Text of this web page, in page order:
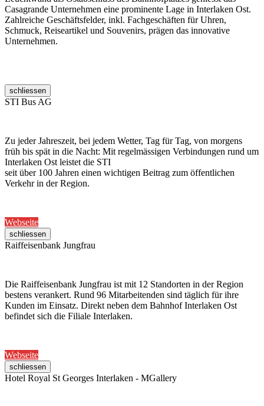
Casagrande Unternehmen eine prominente Lage in Interlaken Ost.
Zahlreiche Geschäftsfelder, inkl. Fachgeschäften für Uhren,
Schmuck, Reiseartikel und Souvenirs, prägen das innovative
Unternehmen.
schliessen
STI Bus AG
Zu jeder Jahreszeit, bei jedem Wetter, Tag für Tag, von morgens
früh bis spät in die Nacht: Mit regelmässigen Verbindungen rund um
Interlaken Ost leistet die STI
seit über 100 Jahren einen wichtigen Beitrag zum öffentlichen
Verkehr in der Region.
Webseite
schliessen
Raiffeisenbank Jungfrau
Die Raiffeisenbank Jungfrau ist mit 12 Standorten in der Region
bestens verankert. Rund 96 Mitarbeitenden sind täglich für ihre
Kunden im Einsatz. Direkt neben dem Bahnhof Interlaken Ost
befindet sich die Filiale Interlaken.
Webseite
schliessen
Hotel Royal St Georges Interlaken - MGallery